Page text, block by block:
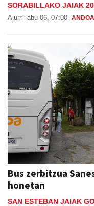
SORABILLAKO JAIAK
Aiurri abu 06, 07:00
Bus zerbitzua
honetan
SAN ESTEBAN JAIAK